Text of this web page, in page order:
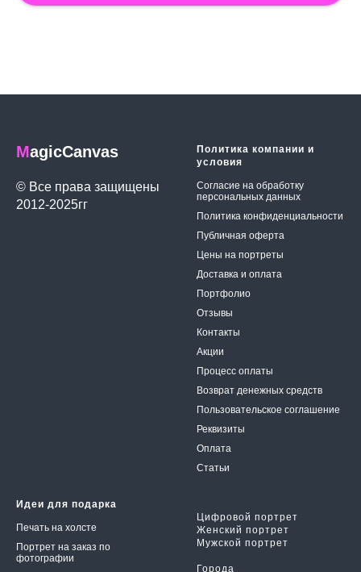
MagicCanvas
© Все права защищены
2012-2025гг
Политика компании и
условия
Согласие на обработку
персональных данных
Политика конфиденциальности
Публичная оферта
Цены на портреты
Доставка и оплата
Портфолио
Отзывы
Контакты
Акции
Процесс оплаты
Возврат денежных средств
Пользовательское соглашение
Реквизиты
Оплата
Статьи
Идеи для подарка
Печать на холсте
Портрет на заказ по
фотографии
Цифровой портрет
Женский портрет
Мужской портрет
Города